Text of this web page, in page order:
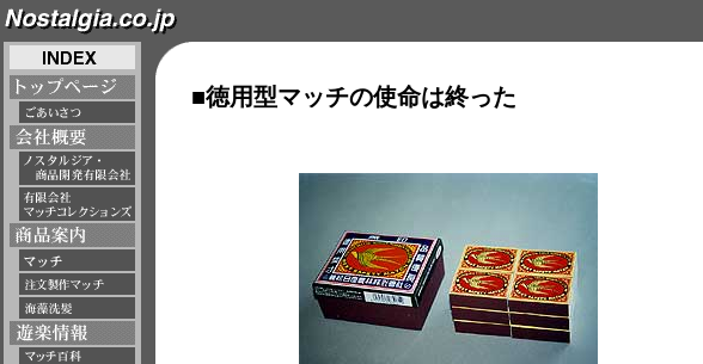
■徳用型マッチの使命は終った